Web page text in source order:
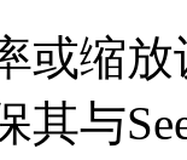
缩放
其与